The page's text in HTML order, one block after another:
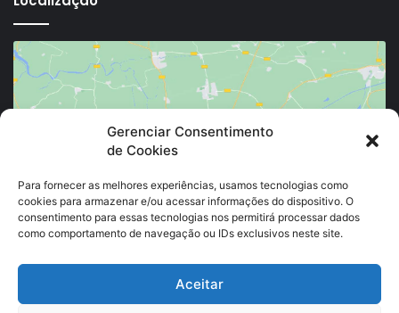
Gerenciar Consentimento
de Cookies
Para fornecer as melhores experiências, usamos tecnologias como
cookies para armazenar e/ou acessar informações do dispositivo. O
consentimento para essas tecnologias nos permitirá processar dados
como comportamento de navegação ou IDs exclusivos neste site.
Aceitar
ativar este conteúdo